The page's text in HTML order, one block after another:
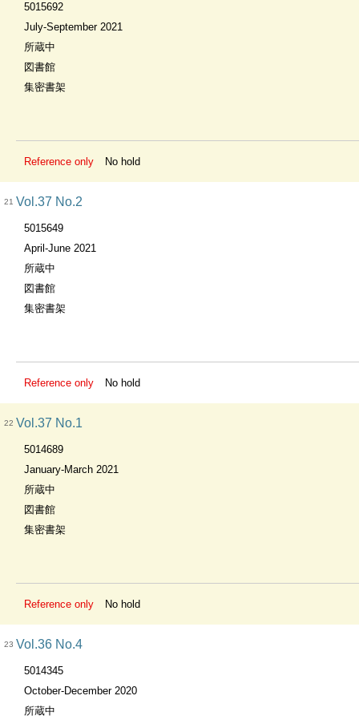
5015692
July-September 2021
所蔵中
図書館
集密書架
Reference only No hold
21 Vol.37 No.2
5015649
April-June 2021
所蔵中
図書館
集密書架
Reference only No hold
22 Vol.37 No.1
5014689
January-March 2021
所蔵中
図書館
集密書架
Reference only No hold
23 Vol.36 No.4
5014345
October-December 2020
所蔵中